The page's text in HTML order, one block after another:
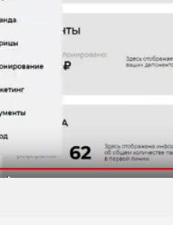
СТАВОК
ВСЕМ